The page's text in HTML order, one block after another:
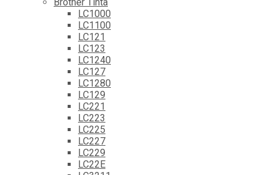
LC1000
LC1100
LC121
LC123
LC1240
LC127
LC1280
LC129
LC221
LC223
LC225
LC227
LC229
LC22E